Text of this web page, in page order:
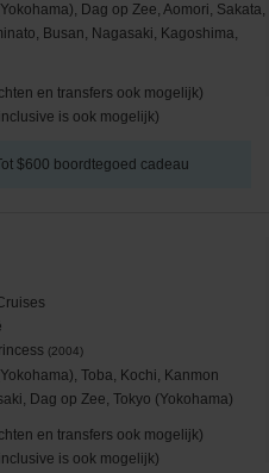
Dag op Zee, Aomori, Sakata,
Busan, Nagasaki, Kagoshima,
en transfers ook mogelijk)
is ook mogelijk)
$600 boordtegoed cadeau
(2004)
Toba, Kochi, Kanmon
Dag op Zee, Tokyo (Yokohama)
en transfers ook mogelijk)
is ook mogelijk)